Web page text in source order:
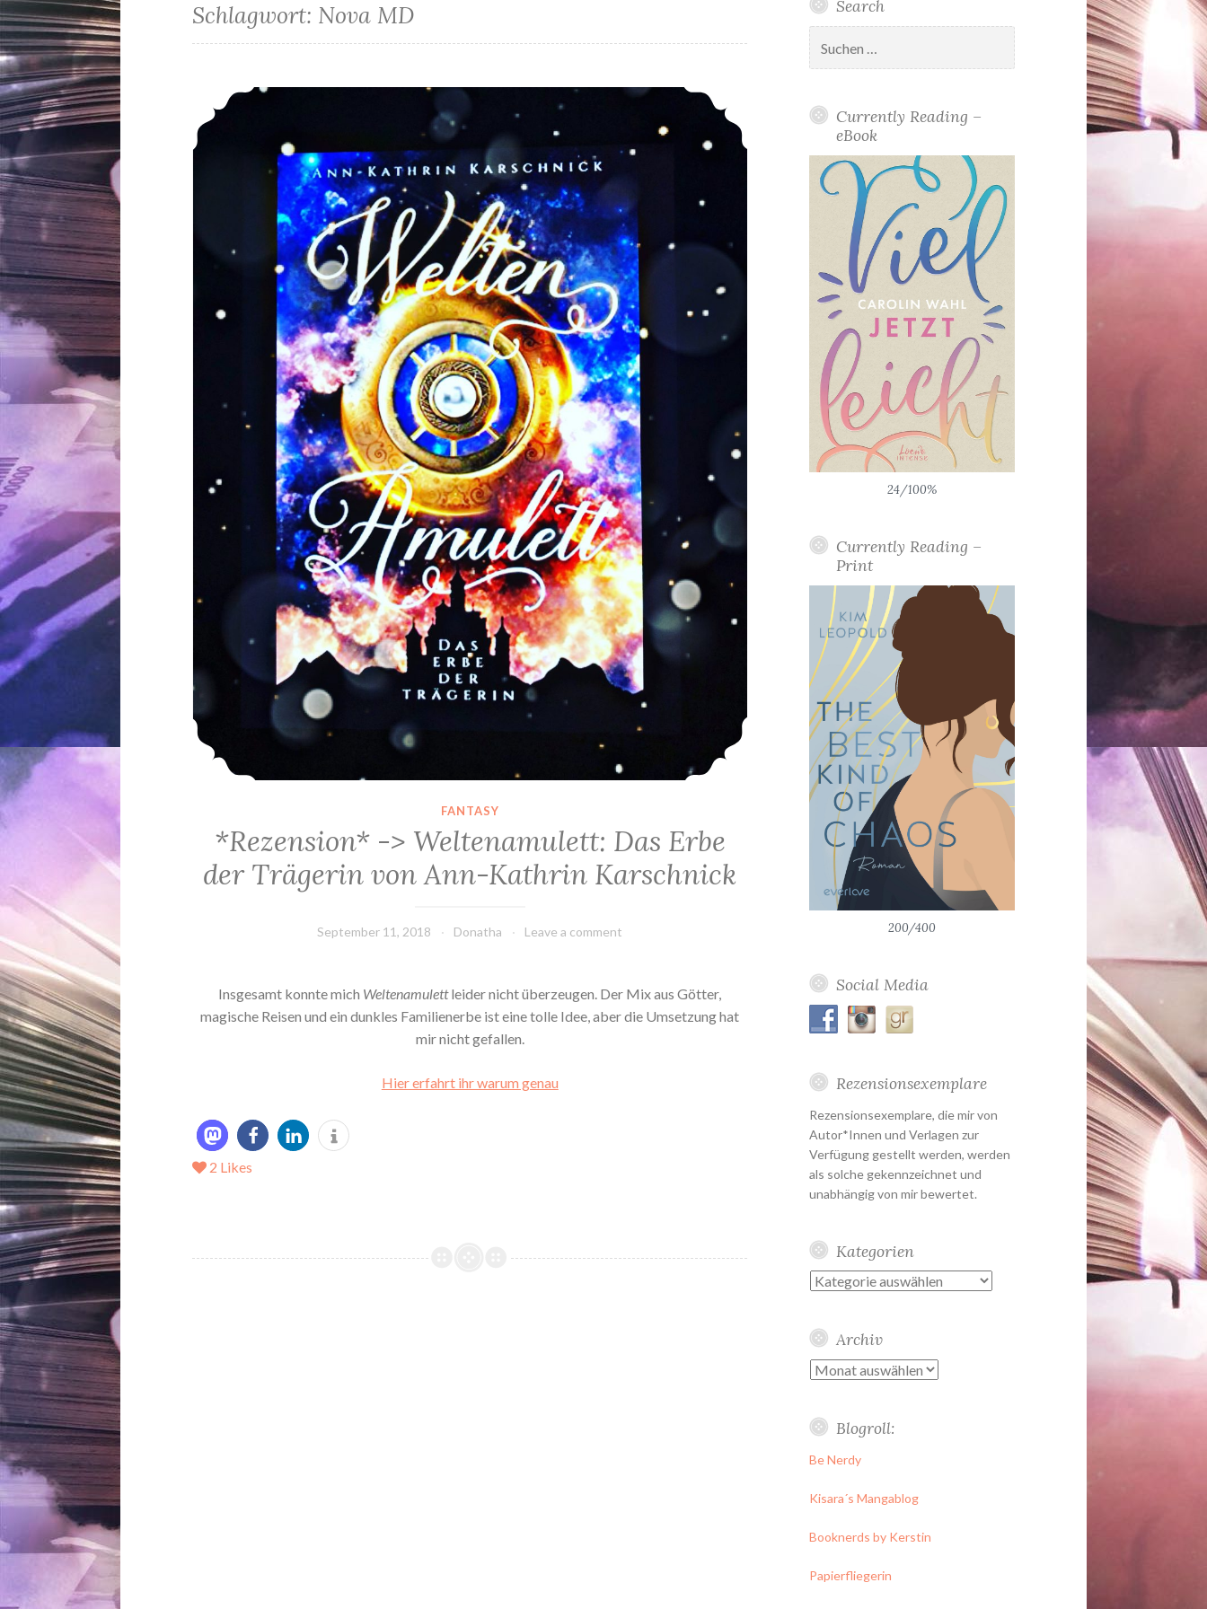
Schlagwort: Nova MD
*Rezension* -> Weltenamulett: Das Erbe der Trägerin von Ann-Kathrin Karschnick
FANTASY
*Rezension* -> Weltenamulett: Das Erbe
der Trägerin von Ann-Kathrin Karschnick
September 11, 2018 Donatha Leave a comment
Insgesamt konnte mich Weltenamulettleider nicht überzeugen. Der Mix aus Götter,
magische Reisen und ein dunkles Familienerbe ist eine tolle Idee, aber die Umsetzung hat
mir nicht gefallen.
Hier erfahrt ihr warum genau
2 Likes
Search
nach:
Currently Reading –
eBook
24/100%
Currently Reading –
Print
200/400
Social Media
Rezensionsexemplare
Rezensionsexemplare, die mir von
Autor*Innen und Verlagen zur
Verfügung gestellt werden, werden
als solche gekennzeichnet und
unabhängig von mir bewertet.
Kategorien
Kategorien
Archiv
Archiv
Blogroll:
Be Nerdy
Kisara´s Mangablog
Booknerds by Kerstin
Papierfliegerin